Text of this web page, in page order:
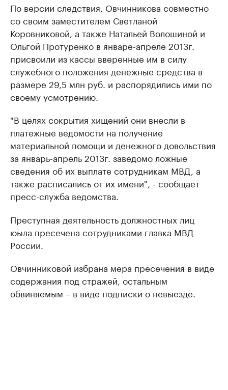
По версии следствия, Овчинникова совместно
со своим заместителем Светланой
Коровниковой, а также Натальей Волошиной и
Ольгой Протуренко в январе-апреле 2013г.
присвоили из кассы вверенные им в силу
служебного положения денежные средства в
размере 29,5 млн руб. и распорядились ими по
своему усмотрению.
"В целях сокрытия хищений они внесли в
платежные ведомости на получение
материальной помощи и денежного довольствия
за январь-апрель 2013г. заведомо ложные
сведения об их выплате сотрудникам МВД, а
также расписались от их имени", - сообщает
пресс-служба ведомства.
Преступная деятельность должностных лиц
юыла пресечена сотрудниками главка МВД
России.
Овчинниковой избрана мера пресечения в виде
содержания под стражей, остальным
обвиняемым – в виде подписки о невыезде.